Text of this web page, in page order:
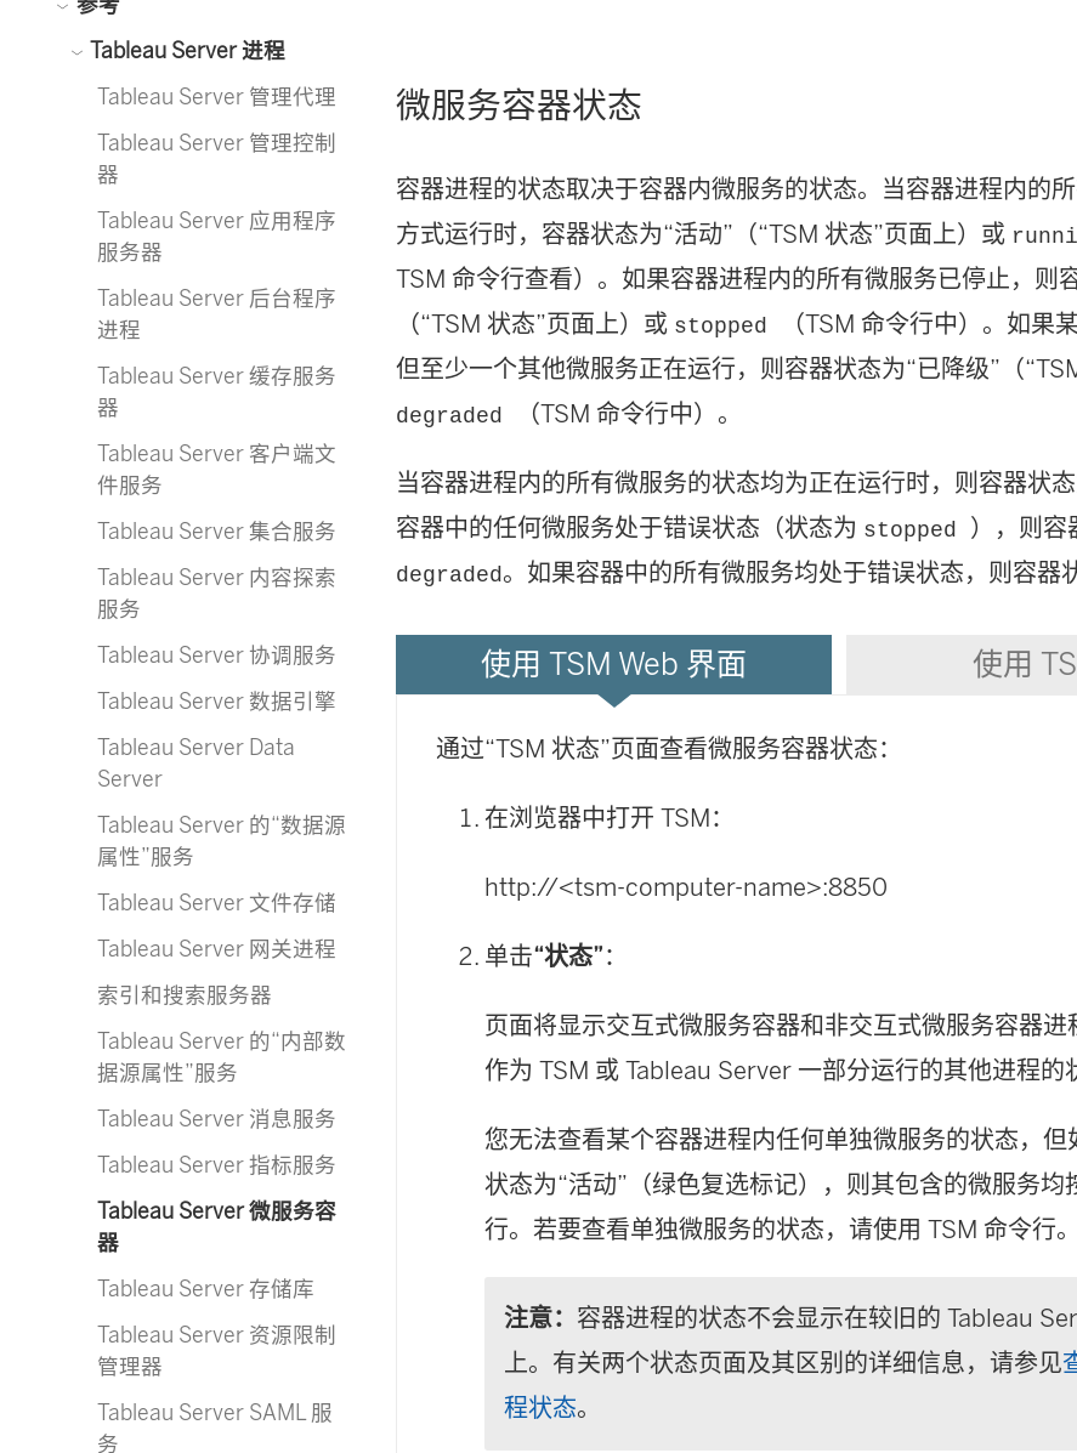
Tableau Server 进程
Tableau Server 管理代理
Tableau Server 管理控制
器
Tableau Server 应用程序
服务器
Tableau Server 后台程序
进程
Tableau Server 缓存服务
器
Tableau Server 客户端文
件服务
Tableau Server 集合服务
Tableau Server 内容探索
服务
Tableau Server 协调服务
Tableau Server 数据引擎
Tableau Server Data
Server
Tableau Server 的“数据源
属性”服务
Tableau Server 文件存储
Tableau Server 网关进程
索引和搜索服务器
Tableau Server 的“内部数
据源属性”服务
Tableau Server 消息服务
Tableau Server 指标服务
Tableau Server 微服务容
器
Tableau Server 存储库
Tableau Server 资源限制
管理器
Tableau Server SAML 服
务
微服务容器状态
容器进程的状态取决于容器内微服务的状态。当容器进程内的
方式运行时，容器状态为“活动”（“TSM 状态”页面上）或
TSM 命令行查看）。如果容器进程内的所有微服务已停止，则
（“TSM 状态”页面上）或 stopped
（TSM 命令行中）。如果
但至少一个其他微服务正在运行，则容器状态为“已降级”（
degraded （TSM 命令行中）。
当容器进程内的所有微服务的状态均为正在运行时，则容器状
容器中的任何微服务处于错误状态（状态为 stopped ），则容
degraded。如果容器中的所有微服务均处于错误状态，则容器
使用 TSM Web 界面 使用
通过“TSM 状态”页面查看微服务容器状态：
在浏览器中打开 TSM：
http://<tsm-computer-name>:8850
单击“状态”：
页面将显示交互式微服务容器和非交互式微服务容器进
作为 TSM 或 Tableau Server 一部分运行的其他进程的
您无法查看某个容器进程内任何单独微服务的状态，但
状态为“活动”（绿色复选标记），则其包含的微服务均
行。若要查看单独微服务的状态，请使用 TSM 命令行。
注意： 容器进程的状态不会显示在较旧的 Tableau
上。有关两个状态页面及其区别的详细信息，请参见
程状态。